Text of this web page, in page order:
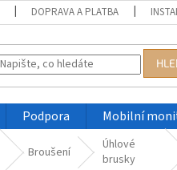
DOPRAVA A PLATBA
Podpora Mobilní
Broušení
Úhlové
brusky